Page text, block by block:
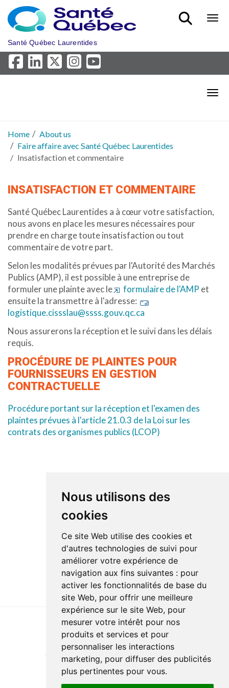
Nous utilisons des
cookies
Ce site Web utilise des cookies et
d'autres technologies de suivi pour
améliorer votre expérience de
navigation aux fins suivantes : pour
activer les fonctionnalités de base du
site Web, pour offrir une meilleure
expérience sur le site Web, pour
mesurer votre intérêt pour nos
produits et services et pour
personnaliser les interactions
marketing, pour diffuser des publicités
plus pertinentes pour vous.
Skip to main content
Santé Québec Laurentides
Home
About us
Faire affaire avec Santé Québec Laurentides
Insatisfaction et commentaire
INSATISFACTION ET COMMENTAIRE
Santé Québec Laurentides a à cœur votre satisfaction,
nous avons en place les mesures nécessaires pour
prendre en charge toute insatisfaction ou tout
commentaire de votre part.
Selon les modalités prévues par l'Autorité des Marchés
Publics (AMP), il est possible à une entreprise de
formuler une plainte avec le
formulaire de l'AMP et
ensuite la transmettre à l'adresse:
logistique.cissslau@ssss.gouv.qc.ca
Nous assurerons la réception et le suivi dans les délais
requis.
PROCÉDURE DE PLAINTES POUR
FOURNISSEURS EN GESTION
CONTRACTUELLE
Procédure portant sur la réception et l'examen des
plaintes prévues à l'article 21.0.3 de la Loi sur les
contrats des organismes publics (LCOP)
Last update : 3 August 2026
Accessibility
Website development